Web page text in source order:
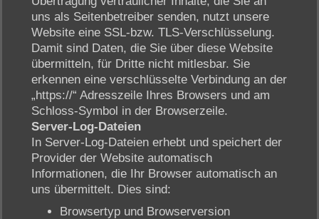
uns als Seitenbetreiber senden, nutzt unsere
Website eine SSL-bzw. TLS-Verschlüsselung.
Damit sind Daten, die Sie über diese Website
übermitteln, für Dritte nicht mitlesbar. Sie
erkennen eine verschlüsselte Verbindung an der
„https://“ Adresszeile Ihres Browsers und am
Schloss-Symbol in der Browserzeile.
Server-Log-Dateien
In Server-Log-Dateien erhebt und speichert der
Provider der Website automatisch
Informationen, die Ihr Browser automatisch an
uns übermittelt. Dies sind:
Browsertyp und Browserversion